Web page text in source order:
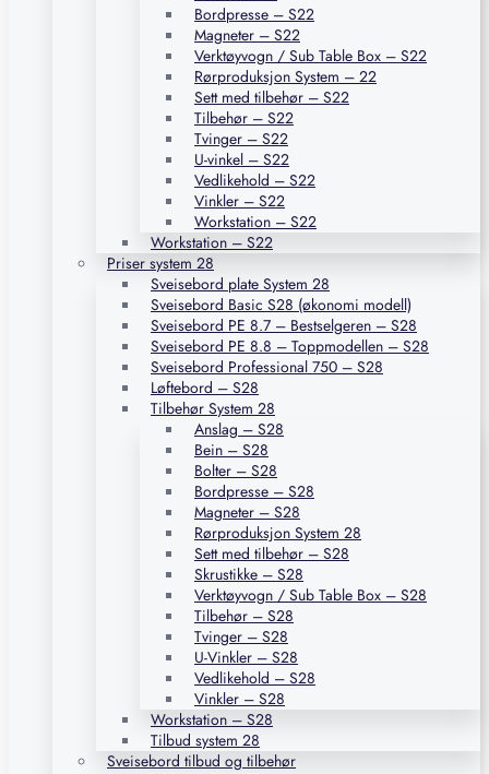
Bordpresse – S22
Magneter – S22
Verktøyvogn / Sub Table Box – S22
Rørproduksjon System – 22
Sett med tilbehør – S22
Tilbehør – S22
Tvinger – S22
U-vinkel – S22
Vedlikehold – S22
Vinkler – S22
Workstation – S22
Workstation – S22
Priser system 28
Sveisebord plate System 28
Sveisebord Basic S28 (økonomi modell)
Sveisebord PE 8.7 – Bestselgeren – S28
Sveisebord PE 8.8 – Toppmodellen – S28
Sveisebord Professional 750 – S28
Løftebord – S28
Tilbehør System 28
Anslag – S28
Bein – S28
Bolter – S28
Bordpresse – S28
Magneter – S28
Rørproduksjon System 28
Sett med tilbehør – S28
Skrustikke – S28
Verktøyvogn / Sub Table Box – S28
Tilbehør – S28
Tvinger – S28
U-Vinkler – S28
Vedlikehold – S28
Vinkler – S28
Workstation – S28
Tilbud system 28
Sveisebord tilbud og tilbehør